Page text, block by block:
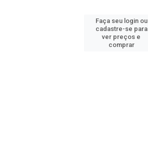
Faça seu login ou
cadastre-se para
ver preços e
comprar